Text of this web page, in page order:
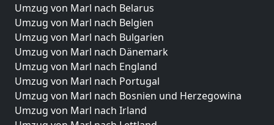
Umzug von Marl nach Belarus
Umzug von Marl nach Belgien
Umzug von Marl nach Bulgarien
Umzug von Marl nach Dänemark
Umzug von Marl nach England
Umzug von Marl nach Portugal
Umzug von Marl nach Bosnien und Herzegowina
Umzug von Marl nach Irland